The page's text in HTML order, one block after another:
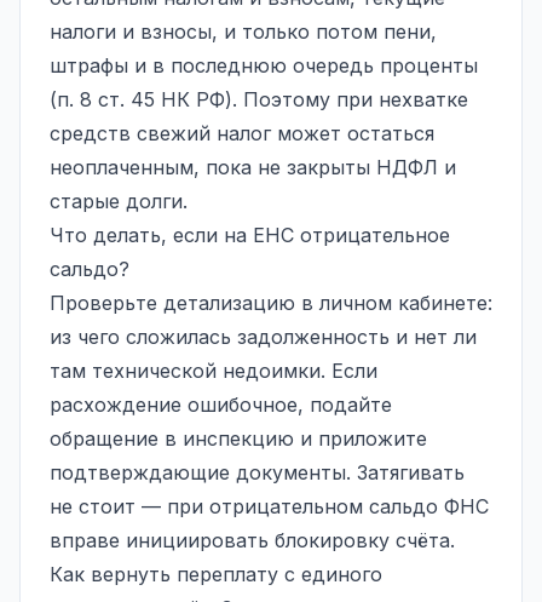
налоги и взносы, и только потом пени,
штрафы и в последнюю очередь проценты
(п. 8 ст. 45 НК РФ). Поэтому при нехватке
средств свежий налог может остаться
неоплаченным, пока не закрыты НДФЛ и
старые долги.
Что делать, если на ЕНС отрицательное
сальдо?
Проверьте детализацию в личном кабинете:
из чего сложилась задолженность и нет ли
там технической недоимки. Если
расхождение ошибочное, подайте
обращение в инспекцию и приложите
подтверждающие документы. Затягивать
не стоит — при отрицательном сальдо ФНС
вправе инициировать блокировку счёта.
Как вернуть переплату с единого